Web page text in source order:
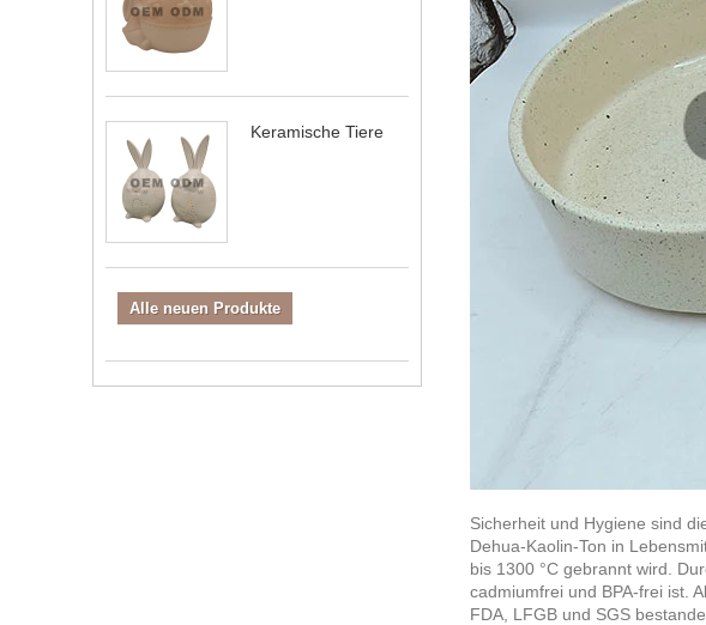
Keramische Tiere
Alle neuen Produkte
Sicherheit und Hygiene sind
Dehua-Kaolin-Ton in
bis 1300 °C gebrannt wird.
cadmiumfrei und BPA-frei ist.
FDA, LFGB und SGS